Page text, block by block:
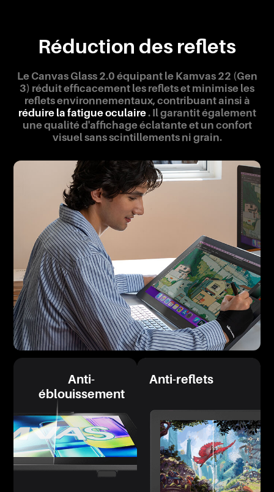
Réduction des reflets
Le Canvas Glass 2.0 équipant le Kamvas 22 (Gen
3) réduit efficacement les reflets et minimise les
reflets environnementaux, contribuant ainsi à
réduire la fatigue oculaire. Il garantit également
une qualité d'affichage éclatante et un confort
visuel sans scintillements ni grain.
Anti-
éblouissement
Anti-reflets